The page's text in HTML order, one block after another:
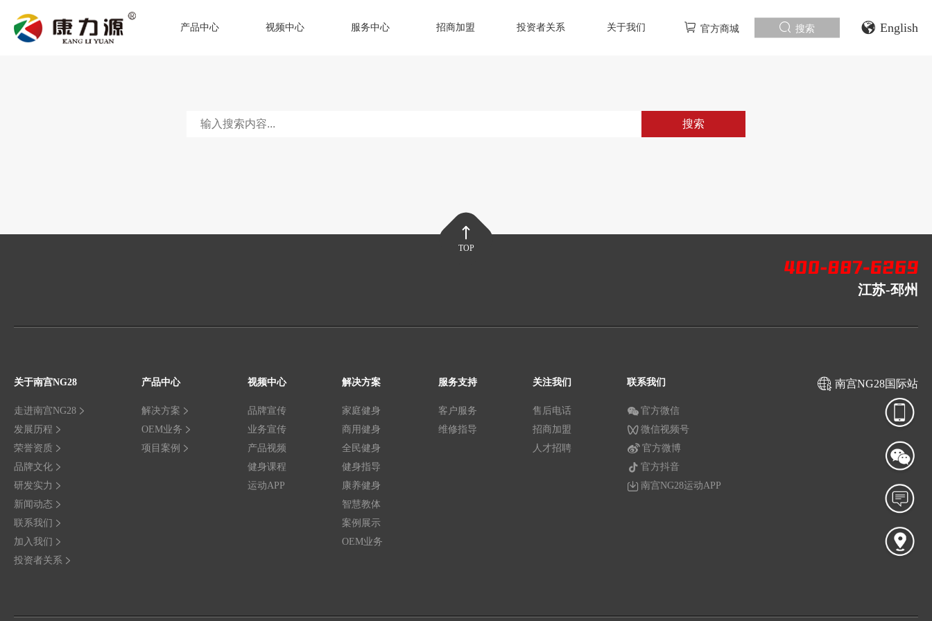
产品中心 视频中心 服务中心 招商加盟 投资者关系 关于我们 官方商城 搜索 English
搜索
TOP
江苏-邳州
关于南宫NG28
走进南宫NG28
发展历程
荣誉资质
品牌文化
研发实力
新闻动态
联系我们
加入我们
投资者关系
产品中心
解决方案
OEM业务
项目案例
视频中心
品牌宣传
业务宣传
产品视频
健身课程
运动APP
解决方案
家庭健身
商用健身
全民健身
健身指导
康养健身
智慧教体
案例展示
OEM业务
服务支持
客户服务
维修指导
关注我们
售后电话
招商加盟
人才招聘
联系我们
官方微信
微信视频号
官方微博
官方抖音
南宫NG28运动APP
南宫NG28国际站